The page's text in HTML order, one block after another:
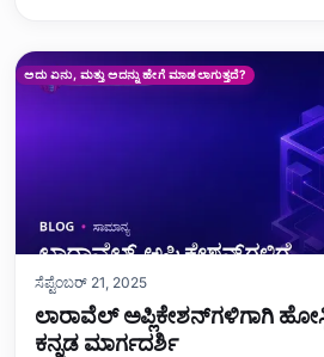
ಅದು ಏನು, ಮತ್ತು ಅದನ್ನು ಹೇಗೆ ಮಾಡಲಾಗುತ್ತದೆ?
ಸೆಪ್ಟೆಂಬರ್ 21, 2025
ಲಾರಾವೆಲ್ ಅಪ್ಲಿಕೇಶನ್‌ಗಳಿಗಾಗಿ
ಕನ್ನಡ ಮಾರ್ಗದರ್ಶಿ